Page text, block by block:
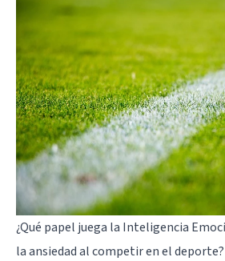
¿Qué papel juega la Inteligencia
la ansiedad al competir en el deporte?